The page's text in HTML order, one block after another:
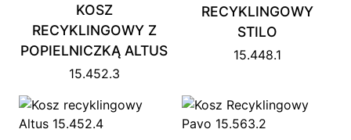
KOSZ
RECYKLINGOWY Z
POPIELNICZKĄ ALTUS
15.452.3
RECYKLINGOWY
STILO
15.448.1